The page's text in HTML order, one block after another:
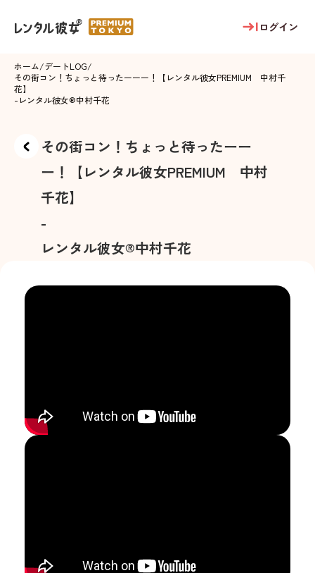
ログイン
ホーム/デートLOG/
その街コン！ちょっと待ったーーー！【レンタル彼女PREMIUM 中村千
花】
-レンタル彼女®中村千花
その街コン！ちょっと待ったーー
ー！【レンタル彼女PREMIUM 中村
千花】
-
レンタル彼女®中村千花